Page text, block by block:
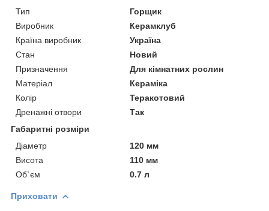
Тип
Горщик
Виробник
Керамклуб
Країна виробник
Україна
Стан
Новий
Призначення
Для кімнатних рослин
Матеріал
Кераміка
Колір
Теракотовий
Дренажні отвори
Так
Габаритні розміри
Діаметр
120 мм
Висота
110 мм
Об`єм
0.7 л
Приховати